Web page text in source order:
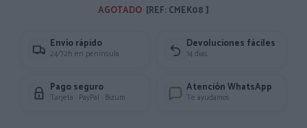
Rayón
AGOTADO [REF: CMEK08 ]
Envío rápido
24/72h en península
Devoluciones fáciles
14 días
Pago seguro
Tarjeta · PayPal · Bizum
Atención WhatsApp
Te ayudamos